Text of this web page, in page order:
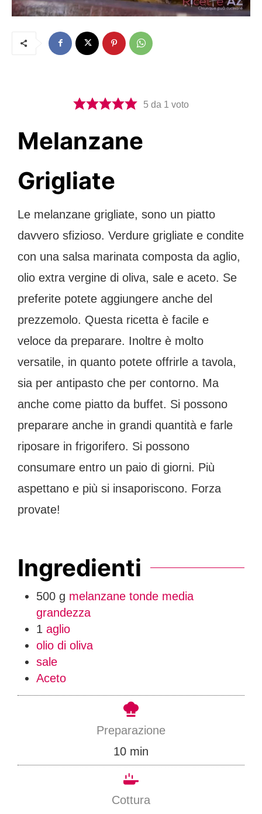
5 da 1 voto
Melanzane
Grigliate
Le melanzane grigliate, sono un piatto
davvero sfizioso. Verdure grigliate e condite
con una salsa marinata composta da aglio,
olio extra vergine di oliva, sale e aceto. Se
preferite potete aggiungere anche del
prezzemolo. Questa ricetta è facile e
veloce da preparare. Inoltre è molto
versatile, in quanto potete offrirle a tavola,
sia per antipasto che per contorno. Ma
anche come piatto da buffet. Si possono
preparare anche in grandi quantità e farle
riposare in frigorifero. Si possono
consumare entro un paio di giorni. Più
aspettano e più si insaporiscono. Forza
provate!
Ingredienti
500 g melanzane tonde media
grandezza
1 aglio
olio di oliva
sale
Aceto
Preparazione
10m
i
min
Cottura